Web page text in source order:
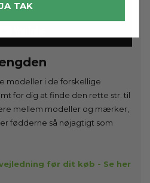
modeller i de forskellige
for dig at finde den rette str. til
mellem modeller og mærker,
fødderne så nøjagtigt som
før dit køb - Se her
JA TAK